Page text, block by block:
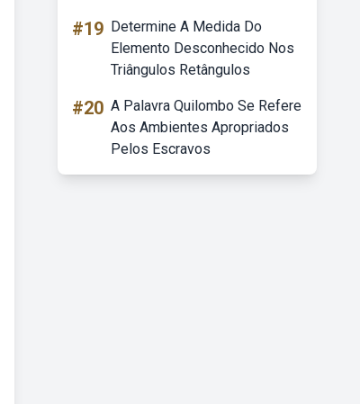
#19 Determine A Medida Do
Elemento Desconhecido Nos
Triângulos Retângulos
#20 A Palavra Quilombo Se Refere
Aos Ambientes Apropriados
Pelos Escravos